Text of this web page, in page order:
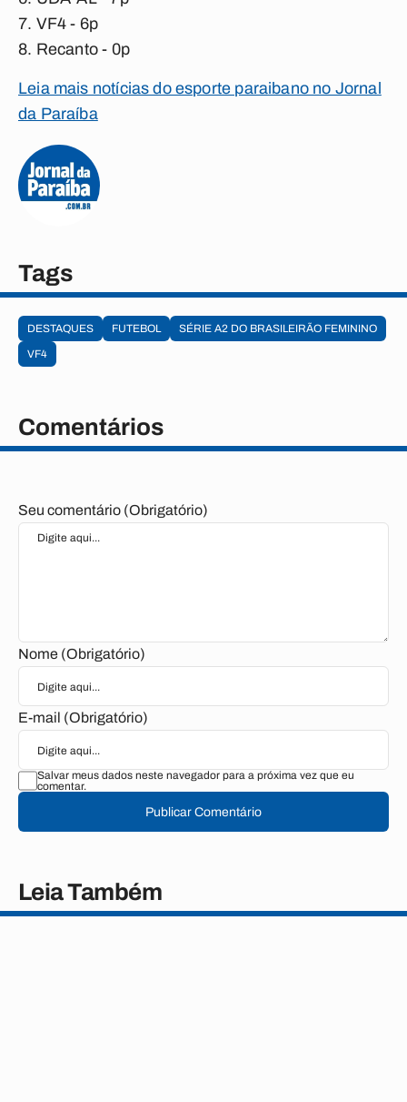
VF4 - 6p
Recanto - 0p
Leia mais notícias do esporte paraibano no Jornal
da Paraíba
Tags
DESTAQUES FUTEBOL
SÉRIE A2 DO BRASILEIRÃO FEMININO
VF4
Comentários
Seu comentário (Obrigatório)
Nome (Obrigatório)
E-mail (Obrigatório)
Salvar meus dados neste navegador para a próxima vez que eu
comentar.
Publicar Comentário
Leia Também